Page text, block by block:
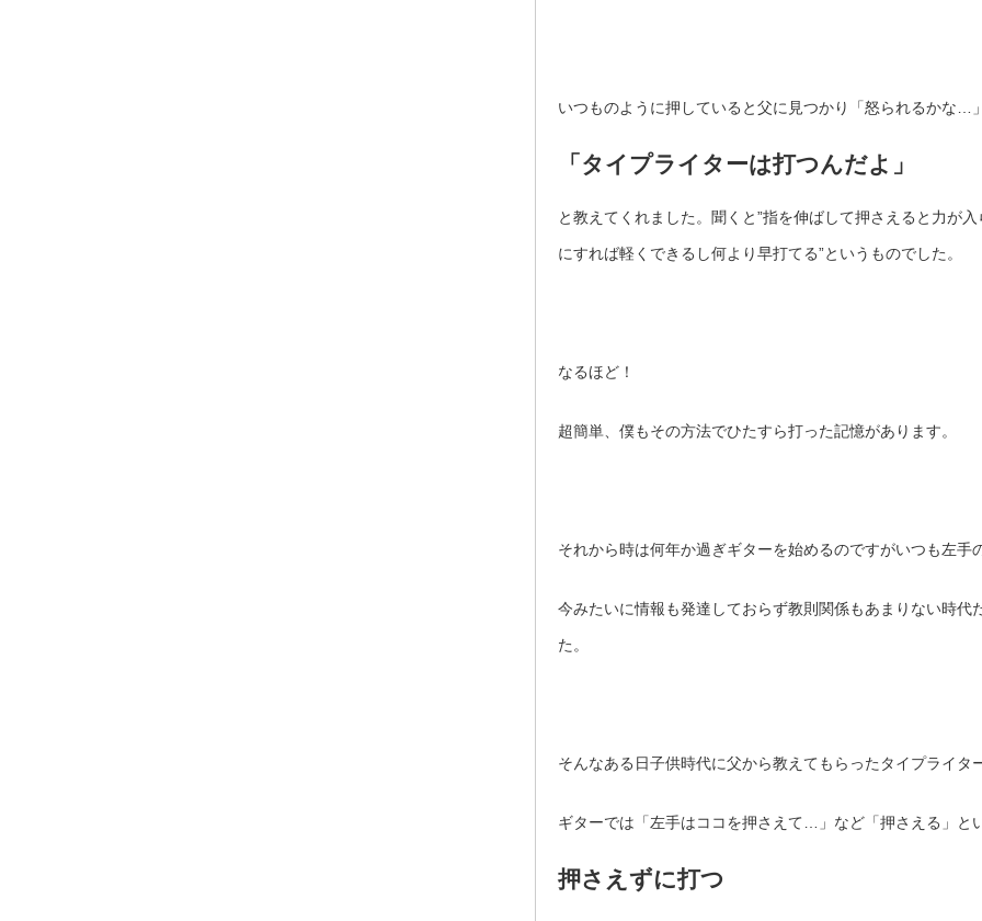
いつものように押していると父に見つかり「怒られるかな…
「タイプライターは打つんだよ」
と教えてくれました。聞くと”指を伸ばして押さえると力が
にすれば軽くできるし何より早打てる”というものでした。
なるほど！
超簡単、僕もその方法でひたすら打った記憶があります。
それから時は何年か過ぎギターを始めるのですがいつも左手
今みたいに情報も発達しておらず教則関係もあまりない時代
た。
そんなある日子供時代に父から教えてもらったタイプライタ
ギターでは「左手はココを押さえて…」など「押さえる」と
押さえずに打つ